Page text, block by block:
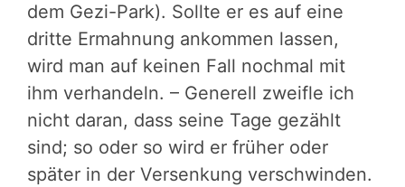
dem Gezi-Park). Sollte er es auf eine
dritte Ermahnung ankommen lassen,
wird man auf keinen Fall nochmal mit
ihm verhandeln. – Generell zweifle ich
nicht daran, dass seine Tage gezählt
sind; so oder so wird er früher oder
später in der Versenkung verschwinden.